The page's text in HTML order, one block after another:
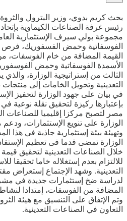
بحث كريم بدوي، وزير البترول
رئيس غرفة الصناعات الكيماوية
مجموعة بولي سيرف الإستثمارية
الفوسفاتية وحمض الفسفوريك، فرص
القيمة المضافة من خام
الأسمدة الفوسفاتية وحمض
الثالث من إستراتيجية الوزارة،
التعدينية وتحويل الخامات إلى
في بيان على جهود الوزارة لتحفيز
بإعتبارها ركيزة لتحقيق نقلة نوعية
مصر لتصبح مركزا إقليميا للصناعات
الوزارة على تنويع الإستثمارات،
وتهيئة بيئة إستثمارية جاذبة في هذا
الوزارة تمضى قدما فى تعظيم
خلال الصناعات التعدينية لتحقيق
للالتزام بعدم إستغلاله خاما تحقيقا
التعدينية. وشهد الإجتماع
لدراسة ضخ إستثمارات جديدة في
المضافة من الفوسفات، إمتدادا
وتم الإتفاق على التنسيق مع هيئة
التعاون في الصناعات التعدينية.